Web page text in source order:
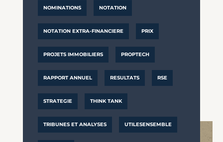
NOMINATIONS NOTATION
NOTATION EXTRA-FINANCIERE PRIX
PROJETS IMMOBILIERS PROPTECH
RAPPORT ANNUEL RESULTATS RSE
STRATEGIE THINK TANK
TRIBUNES ET ANALYSES UTILESENSEMBLE